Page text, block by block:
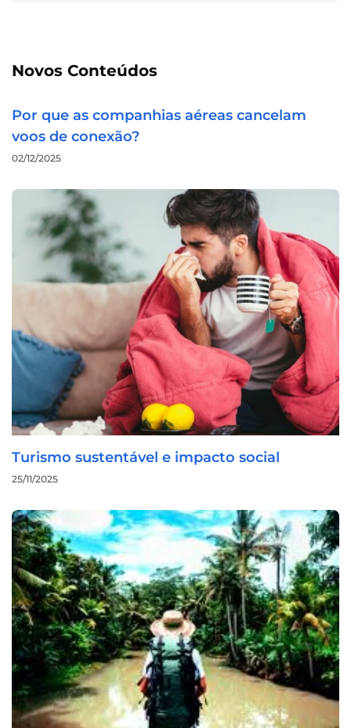
Novos Conteúdos
Por que as companhias aéreas cancelam
voos de conexão?
02/12/2025
Turismo sustentável e impacto social
25/11/2025